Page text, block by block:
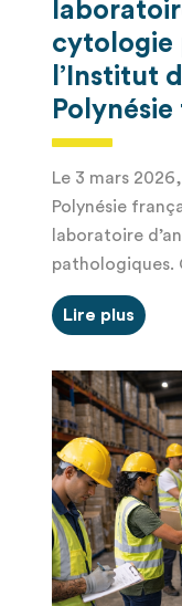
cytologie
l’Institut
Le 3 mars
Polynésie
laboratoire
Lire plus